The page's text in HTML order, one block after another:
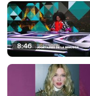
8:46